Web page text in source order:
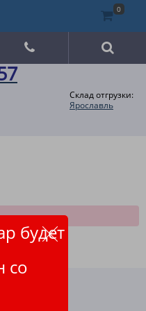
Склад отгрузки:
Ярославль
будет
со
0